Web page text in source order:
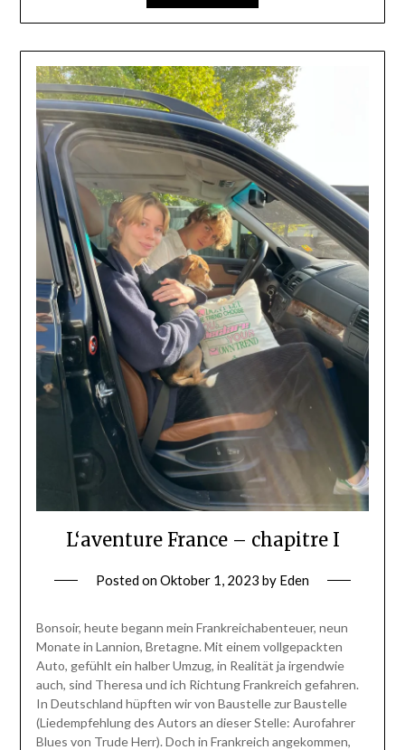
L‘aventure France – chapitre I
Posted onOktober 1, 2023 by Eden
Bonsoir, heute begann mein Frankreichabenteuer, neun
Monate in Lannion, Bretagne. Mit einem vollgepackten
Auto, gefühlt ein halber Umzug, in Realität ja irgendwie
auch, sind Theresa und ich Richtung Frankreich gefahren.
In Deutschland hüpften wir von Baustelle zur Baustelle
(Liedempfehlung des Autors an dieser Stelle: Aurofahrer
Blues von Trude Herr). Doch in Frankreich angekommen,